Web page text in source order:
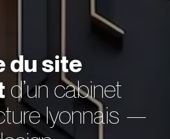
du site
d’un cabinet
lyonnais —